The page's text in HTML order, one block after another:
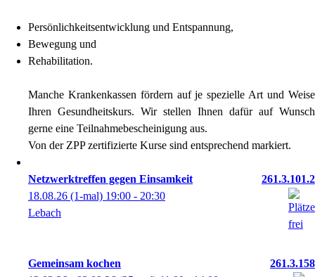
Persönlichkeitsentwicklung und Entspannung,
Bewegung und
Rehabilitation.
Manche Krankenkassen fördern auf je spezielle Art und Weise
Ihren Gesundheitskurs. Wir stellen Ihnen dafür auf Wunsch
gerne eine Teilnahmebescheinigung aus.
Von der ZPP zertifizierte Kurse sind entsprechend markiert.
Netzwerktreffen gegen Einsamkeit
261.3.101.2
18.08.26 (1-mal) 19:00 - 20:30
Lebach
Gemeinsam kochen
261.3.158